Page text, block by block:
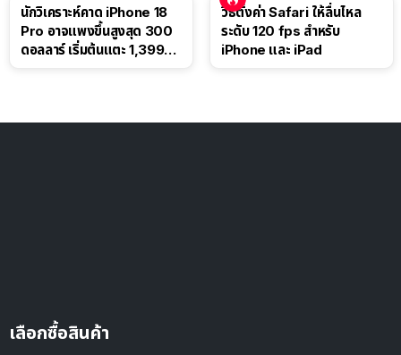
นักวิเคราะห์คาด iPhone 18
Pro อาจแพงขึ้นสูงสุด 300
ดอลลาร์ เริ่มต้นแตะ 1,399
วิธีตั้งค่า Safari ให้ลื่นไหล
ระดับ 120 fps สำหรับ
iPhone และ iPad
เลือกซื้อสินค้า